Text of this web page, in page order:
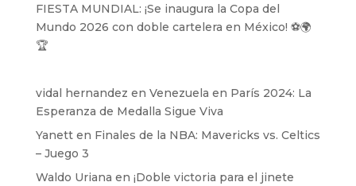
FIESTA MUNDIAL: ¡Se inaugura la Copa del
Mundo 2026 con doble cartelera en México! ⚽️🌍
🏆
vidal hernandez en Venezuela en París 2024: La
Esperanza de Medalla Sigue Viva
Yanetten Finales de la NBA: Mavericks vs. Celtics
– Juego 3
Waldo Uriana en ¡Doble victoria para el jinete